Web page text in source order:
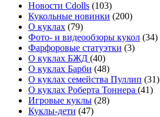
Новости Cdolls (103)
Кукольные новинки (200)
О куклах (79)
Фото- и видеообзоры кукол (34)
Фарфоровые статуэтки (3)
О куклах БЖД (40)
О куклах Барби (48)
О куклах семейства Пуллип (31)
О куклах Роберта Тоннера (41)
Игровые куклы (28)
Куклы-дети (47)